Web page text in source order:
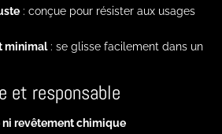
: conçue pour résister aux usages
minimal: se glisse facilement dans un
et responsable
revêtement chimique